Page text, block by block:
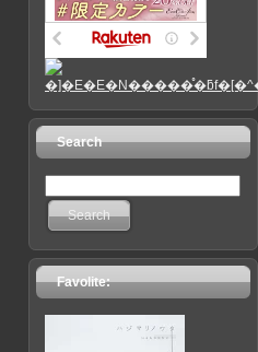
Search
Search
Favolite: